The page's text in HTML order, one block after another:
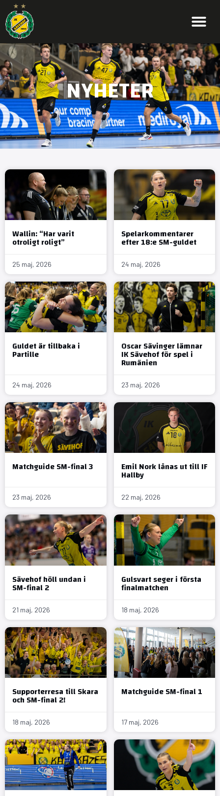
NYHETER
Wallin: “Har varit
otroligt roligt”
25 maj, 2026
Spelarkommentarer
efter 18:e SM-guldet
24 maj, 2026
Guldet är tillbaka i
Partille
24 maj, 2026
Oscar Sävinger lämnar
IK Sävehof för spel i
Rumänien
23 maj, 2026
Matchguide SM-final 3
23 maj, 2026
Emil Nork lånas ut till IF
Hallby
22 maj, 2026
Sävehof höll undan i
SM-final 2
21 maj, 2026
Gulsvart seger i första
finalmatchen
18 maj, 2026
Supporterresa till Skara
och SM-final 2!
18 maj, 2026
Matchguide SM-final 1
17 maj, 2026